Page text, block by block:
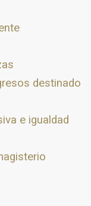
destinado
e igualdad